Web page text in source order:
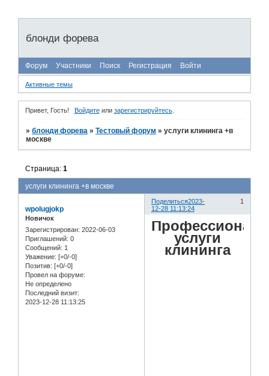
блонди форева
Форум Участники Поиск Регистрация Войти
Активные темы
Привет, Гость! Войдитеили зарегистрируйтесь.
»блонди форева »Тестовый форум »услуги клининга +в
москве
услуги клининга +в москве
Страница:1
Поделиться 1
2023-
12-28 11:13:24
wpolugjokp
Новичок
Зарегистрирован: 2022-06-03
Приглашений: 0
Сообщений: 1
Уважение: [+0/-0]
Позитив: [+0/-0]
Провел на форуме:
Не определено
Последний визит:
2023-12-28 11:13:25
услуги
клининга